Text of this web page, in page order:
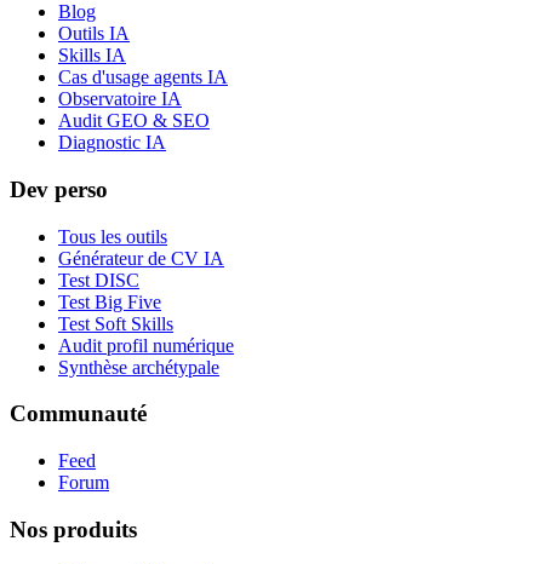
Blog
Outils IA
Skills IA
Cas d'usage agents IA
Observatoire IA
Audit GEO & SEO
Diagnostic IA
Dev perso
Tous les outils
Générateur de CV IA
Test DISC
Test Big Five
Test Soft Skills
Audit profil numérique
Synthèse archétypale
Communauté
Feed
Forum
Nos produits